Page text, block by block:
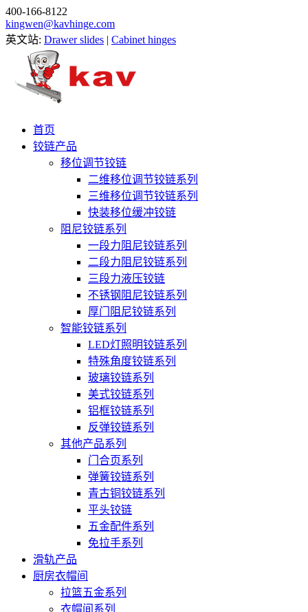
400-166-8122
kingwen@kavhinge.com
英文站: Drawer slides | Cabinet hinges
首页
铰链产品
移位调节铰链
二维移位调节铰链系列
三维移位调节铰链系列
快装移位缓冲铰链
阻尼铰链系列
一段力阻尼铰链系列
二段力阻尼铰链系列
三段力液压铰链
不锈钢阻尼铰链系列
厚门阻尼铰链系列
智能铰链系列
LED灯照明铰链系列
特殊角度铰链系列
玻璃铰链系列
美式铰链系列
铝框铰链系列
反弹铰链系列
其他产品系列
门合页系列
弹簧铰链系列
青古铜铰链系列
平头铰链
五金配件系列
免拉手系列
滑轨产品
厨房衣帽间
拉篮五金系列
衣帽间系列